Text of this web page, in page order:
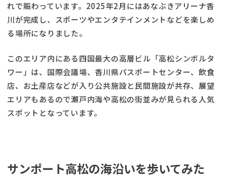
れで賑わっています。2025年2月にはあなぶきアリーナ香
川が完成し、スポーツやエンタテインメントなどを楽しめ
る場所になりました。
このエリア内にある四国最大の高層ビル「高松シンボルタ
ワー」は、国際会議場、香川県パスポートセンター、飲食
店、お土産店などが入り公共施設と民間施設が共存、展望
エリアもあるので瀬戸内海や高松の街並みが見られる人気
スポットとなっています。
サンポート高松の海沿いを歩いてみた